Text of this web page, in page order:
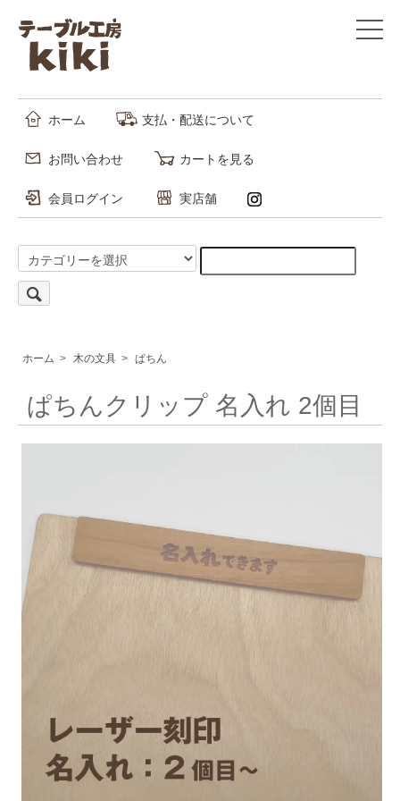
ホーム 支払・配送について
お問い合わせ カートを見る
会員ログイン 実店舗
ホーム > 木の文具 > ぱちん
ぱちんクリップ 名入れ 2個目